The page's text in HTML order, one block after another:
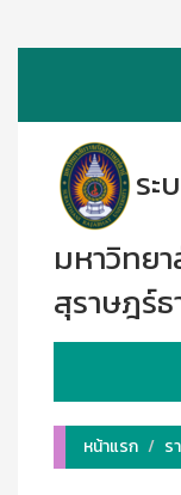
ระ
มหาวิทย
สุราษฎร์
หน้าแรก
ร